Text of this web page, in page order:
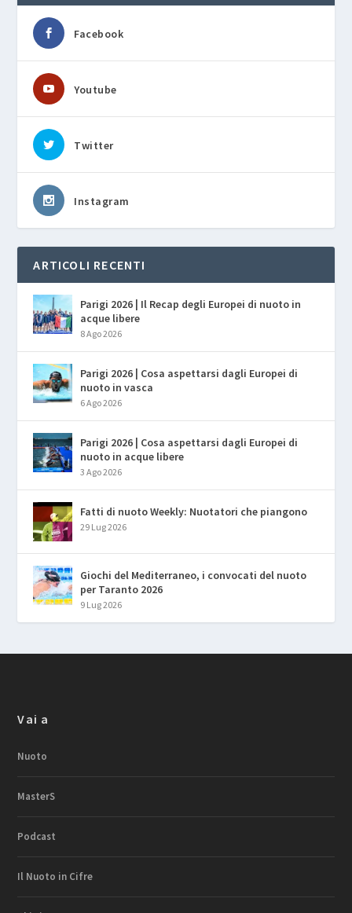
Facebook
Youtube
Twitter
Instagram
ARTICOLI RECENTI
Parigi 2026 | Il Recap degli Europei di nuoto in
acque libere
8 Ago 2026
Parigi 2026 | Cosa aspettarsi dagli Europei di
nuoto in vasca
6 Ago 2026
Parigi 2026 | Cosa aspettarsi dagli Europei di
nuoto in acque libere
3 Ago 2026
Fatti di nuoto Weekly: Nuotatori che piangono
29 Lug 2026
Giochi del Mediterraneo, i convocati del nuoto
per Taranto 2026
9 Lug 2026
Vai a
Nuoto
MasterS
Podcast
Il Nuoto in Cifre